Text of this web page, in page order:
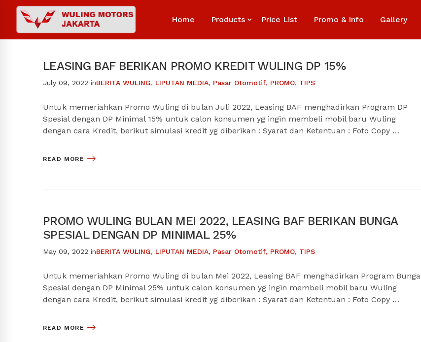
Home Products Price List Promo & Info Gallery
LEASING BAF BERIKAN PROMO KREDIT WULING DP 15%
July 09, 2022 inBERITA WULING, LIPUTAN MEDIA, Pasar Otomotif, PROMO, TIPS
Untuk memeriahkan Promo Wuling di bulan Juli 2022, Leasing BAF menghadirkan Program DP
Spesial dengan DP Minimal 15% untuk calon konsumen yg ingin membeli mobil baru Wuling
dengan cara Kredit, berikut simulasi kredit yg diberikan : Syarat dan Ketentuan : Foto Copy …
READ MORE
PROMO WULING BULAN MEI 2022, LEASING BAF BERIKAN BUNGA
SPESIAL DENGAN DP MINIMAL 25%
May 09, 2022 inBERITA WULING, LIPUTAN MEDIA, Pasar Otomotif, PROMO, TIPS
Untuk memeriahkan Promo Wuling di bulan Mei 2022, Leasing BAF menghadirkan Program Bunga
Spesial dengan DP Minimal 25% untuk calon konsumen yg ingin membeli mobil baru Wuling
dengan cara Kredit, berikut simulasi kredit yg diberikan : Syarat dan Ketentuan : Foto Copy …
READ MORE